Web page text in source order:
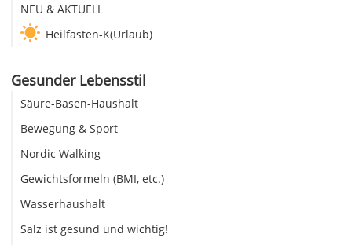
NEU & AKTUELL
Heilfasten-K(Urlaub)
Gesunder Lebensstil
Säure-Basen-Haushalt
Bewegung & Sport
Nordic Walking
Gewichtsformeln (BMI, etc.)
Wasserhaushalt
Salz ist gesund und wichtig!